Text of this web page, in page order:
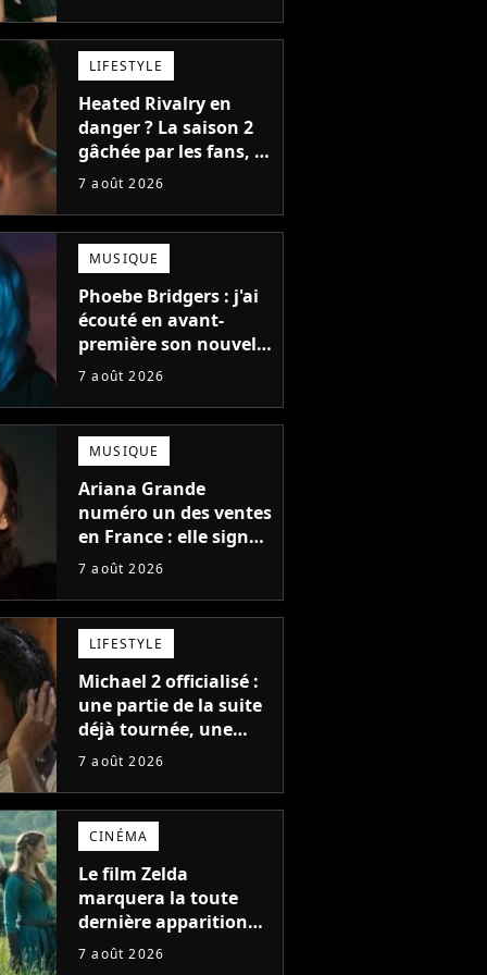
LIFESTYLE
Heated Rivalry en
danger ? La saison 2
gâchée par les fans, le
créateur pousse un
7 août 2026
MUSIQUE
Phoebe Bridgers : j'ai
écouté en avant-
première son nouvel
album, c'est le bijou
7 août 2026
MUSIQUE
Ariana Grande
numéro un des ventes
en France : elle signe
le meilleur démarrage
son album Petal
7 août 2026
LIFESTYLE
Michael 2 officialisé :
une partie de la suite
déjà tournée, une
sortie possible en
7 août 2026
CINÉMA
Le film Zelda
marquera la toute
dernière apparition
de cet acteur
7 août 2026